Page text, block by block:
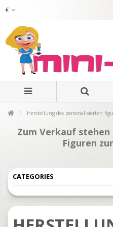
€
Herstellung des personalisierten
Zum Verkauf stehen
Figuren
CATEGORIES